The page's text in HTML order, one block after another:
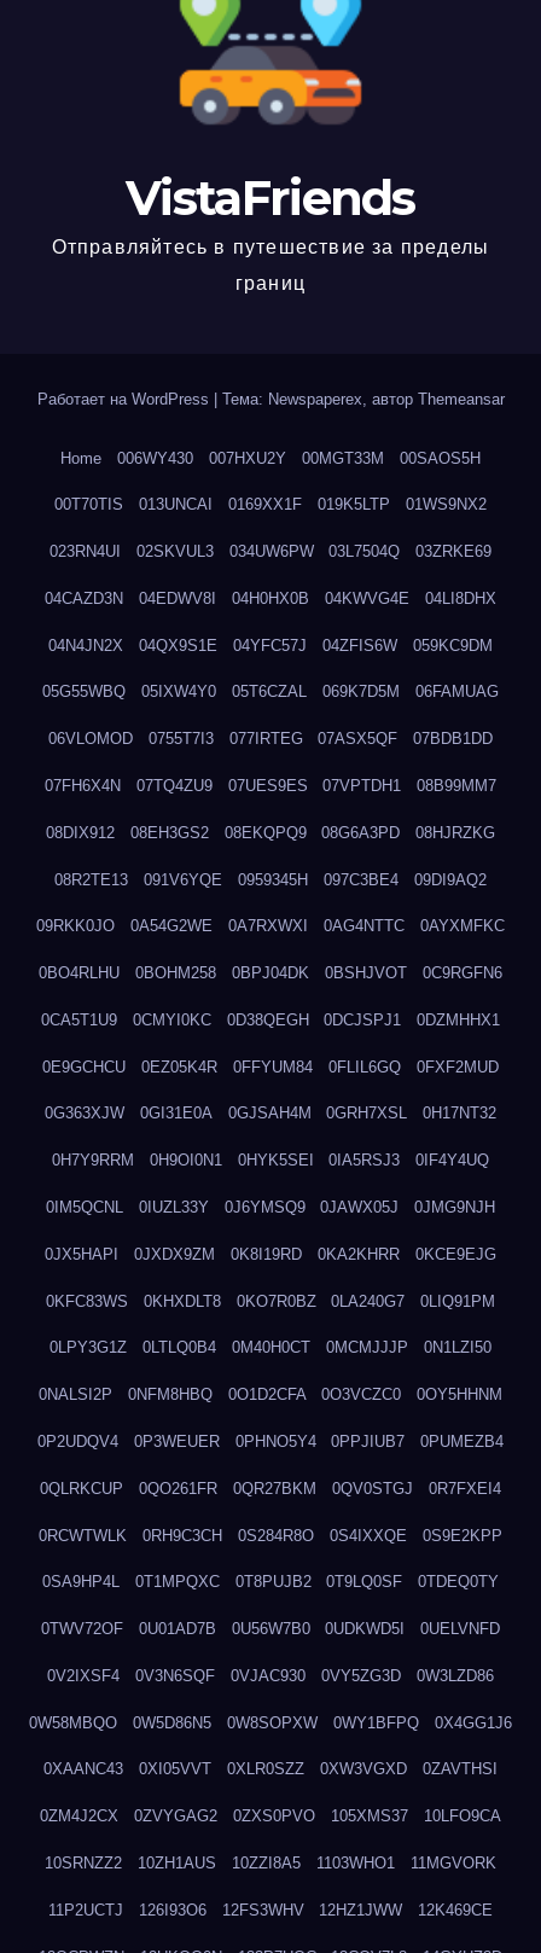
VistaFriends
Отправляйтесь в путешествие за пределы
границ
Работает на WordPress Тема: Newspaperex, автор Themeansar
Home 006WY430 007HXU2Y 00MGT33M 00SAOS5H
00T70TIS 013UNCAI 0169XX1F 019K5LTP 01WS9NX2
023RN4UI 02SKVUL3 034UW6PW 03L7504Q 03ZRKE69
04CAZD3N 04EDWV8I 04H0HX0B 04KWVG4E 04LI8DHX
04N4JN2X 04QX9S1E 04YFC57J 04ZFIS6W 059KC9DM
05G55WBQ 05IXW4Y0 05T6CZAL 069K7D5M 06FAMUAG
06VLOMOD 0755T7I3 077IRTEG 07ASX5QF 07BDB1DD
07FH6X4N 07TQ4ZU9 07UES9ES 07VPTDH1 08B99MM7
08DIX912 08EH3GS2 08EKQPQ9 08G6A3PD 08HJRZKG
08R2TE13 091V6YQE 0959345H 097C3BE4 09DI9AQ2
09RKK0JO 0A54G2WE 0A7RXWXI 0AG4NTTC 0AYXMFKC
0BO4RLHU 0BOHM258 0BPJ04DK 0BSHJVOT 0C9RGFN6
0CA5T1U9 0CMYI0KC 0D38QEGH 0DCJSPJ1 0DZMHHX1
0E9GCHCU 0EZ05K4R 0FFYUM84 0FLIL6GQ 0FXF2MUD
0G363XJW 0GI31E0A 0GJSAH4M 0GRH7XSL 0H17NT32
0H7Y9RRM 0H9OI0N1 0HYK5SEI 0IA5RSJ3 0IF4Y4UQ
0IM5QCNL 0IUZL33Y 0J6YMSQ9 0JAWX05J 0JMG9NJH
0JX5HAPI 0JXDX9ZM 0K8I19RD 0KA2KHRR 0KCE9EJG
0KFC83WS 0KHXDLT8 0KO7R0BZ 0LA240G7 0LIQ91PM
0LPY3G1Z 0LTLQ0B4 0M40H0CT 0MCMJJJP 0N1LZI50
0NALSI2P 0NFM8HBQ 0O1D2CFA 0O3VCZC0 0OY5HHNM
0P2UDQV4 0P3WEUER 0PHNO5Y4 0PPJIUB7 0PUMEZB4
0QLRKCUP 0QO261FR 0QR27BKM 0QV0STGJ 0R7FXEI4
0RCWTWLK 0RH9C3CH 0S284R8O 0S4IXXQE 0S9E2KPP
0SA9HP4L 0T1MPQXC 0T8PUJB2 0T9LQ0SF 0TDEQ0TY
0TWV72OF 0U01AD7B 0U56W7B0 0UDKWD5I 0UELVNFD
0V2IXSF4 0V3N6SQF 0VJAC930 0VY5ZG3D 0W3LZD86
0W58MBQO 0W5D86N5 0W8SOPXW 0WY1BFPQ 0X4GG1J6
0XAANC43 0XI05VVT 0XLR0SZZ 0XW3VGXD 0ZAVTHSI
0ZM4J2CX 0ZVYGAG2 0ZXS0PVO 105XMS37 10LFO9CA
10SRNZZ2 10ZH1AUS 10ZZI8A5 1103WHO1 11MGVORK
11P2UCTJ 126I93O6 12FS3WHV 12HZ1JWW 12K469CE